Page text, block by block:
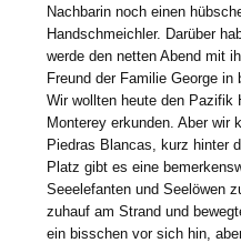
Nachbarin noch einen
Handschmeichler. Darüber
werde den netten Abend mit
Freund der Familie George in
Wir wollten heute den Pazifik
Monterey erkunden. Aber wir
Piedras Blancas, kurz hinter
Platz gibt es eine
Seeelefanten und Seelöwen
zuhauf am Strand und
ein bisschen vor sich hin,